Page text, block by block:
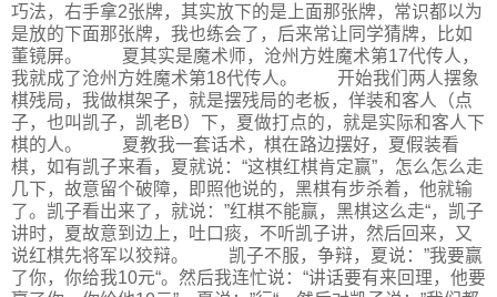
巧法，右手拿2张牌，其实放下的是上面那张牌，常识都以为
是放的下面那张牌，我也练会了，后来常让同学猜牌，比如
董镜屏。 夏其实是魔术师，沧州方姓魔术第17代传人，
我就成了沧州方姓魔术第18代传人。 开始我们两人摆象
棋残局，我做棋架子，就是摆残局的老板，佯装和客人（点
子，也叫凯子，凯老B）下，夏做打点的，就是实际和客人下
棋的人。 夏教我一套话术，棋在路边摆好，夏假装看
棋，如有凯子来看，夏就说：“这棋红棋肯定赢”，怎么怎么走
几下，故意留个破障，即照他说的，黑棋有步杀着，他就输
了。凯子看出来了，就说：”红棋不能赢，黑棋这么走“，凯子
讲时，夏故意到边上，吐口痰，不听凯子讲，然后回来，又
说红棋先将军以狡辩。 凯子不服，争辩，夏说：”我要赢
了你，你给我10元“。然后我连忙说：“讲话要有来回理，他要